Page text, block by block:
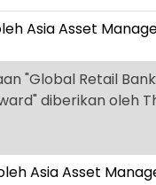
Asia Asset
"Global Retail
diberikan oleh
Asia Asset